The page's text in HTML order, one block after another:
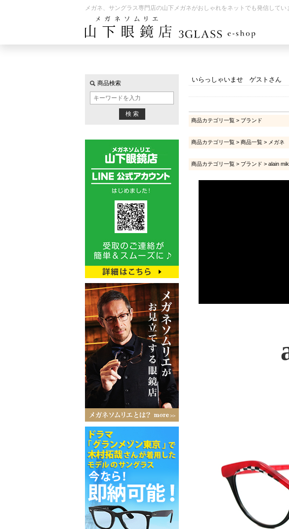
メガネ、サングラス専門店の山下メガネがおしゃれをネットでも発信してい
商品検索
いらっしゃいませ ゲストさん
商品カテゴリ一覧 > ブランド
商品カテゴリ一覧 > 商品一覧 > メガネ
商品カテゴリ一覧 > ブランド > alain